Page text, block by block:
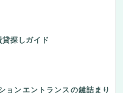
貸探しガイド
ョンエントランスの鍵詰まり